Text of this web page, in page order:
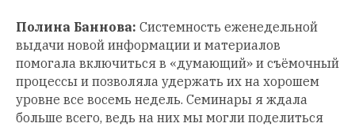
Полина Баннова: Системность еженедельной
выдачи новой информации и материалов
помогала включиться в «думающий» и съёмочный
процессы и позволяла удержать их на хорошем
уровне все восемь недель. Семинары я ждала
больше всего, ведь на них мы могли поделиться